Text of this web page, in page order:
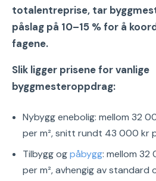
totalentreprise, tar
påslag på 10–15 % for å
fagene.
Slik ligger prisene for vanlige
byggmesteroppdrag:
Nybygg enebolig: mellom 32
per m², snitt rundt 43 000 kr
Tilbygg ogpåbygg: mellom
per m², avhengig av standard